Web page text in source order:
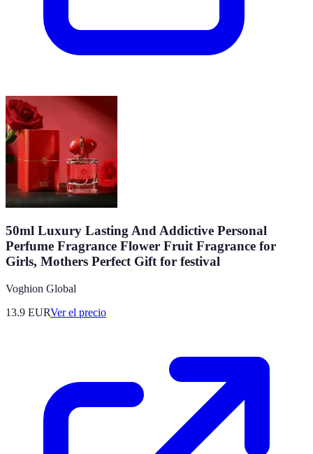
50ml Luxury Lasting And Addictive Personal
Perfume Fragrance Flower Fruit Fragrance for
Girls, Mothers Perfect Gift for festival
Voghion Global
13.9 EURVer el precio